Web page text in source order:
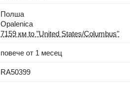
Полша
Opalenica
7159 км to "United States/Columbus"
повече от 1 месец
RA50399